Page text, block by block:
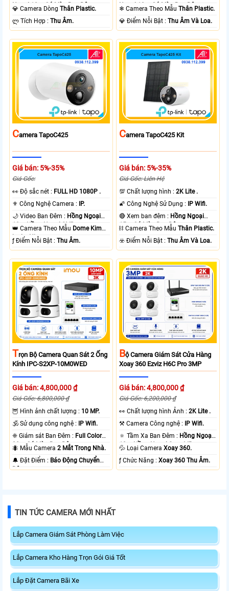
Ngoại 10m Có Màu Ban Ðêm.
💎 Camera DòngThân Plastic.
️ლ Tích Hợp :Thu Âm.
Ngoại 10m Có Màu Ban Ðêm.
❄ Camera Theo MẫuThân Plastic.
️💎 Điểm Nỗi Bật :Thu Âm Và Loa.
CAmera TapoC425
Giá bán: 5%-35%
Giá Gốc:
️👀 Độ sắc nét : FULL HD 1080P .
⚜️ Công Nghệ Camera :
IP.
🌙 Video Ban Đêm : Hồng Ngoại
10m Hồng Ngoại SMD.
👑 Camera Theo Mẫu Dome Kim
loại + Nhựa.
️ƒ Điểm Nỗi Bật :Thu Âm.
CAmera TapoC425 Kit
Giá bán: 5%-35%
Giá Gốc: Liên Hệ
💯 Chất lượng hình :2K Lite .
🌠 Công Nghệ Sử Dụng :
IP Wifi.
🔴 Xem ban đêm : Hồng Ngoại
15m Có Màu Ban Ðêm.
⛓ Camera Theo MẫuThân Plastic.
️☣️ Điểm Nỗi Bật :Thu Âm Và Loa.
TRọn Bộ Camera Quan Sát 2 Ống
Kính IPC-S2XP-10M0WED
Giá bán: 4,800,000 ₫
Giá Gốc: 6,800,000 ₫
🦉 Hình ảnh chất lượng : 10 MP.
🕉️ Sử dụng công nghệ :
IP Wifi.
❈ Giám sát Ban Đêm : Full Color
20m Có Màu Ban Ðêm.
🐜 Mẫu Camera2 Mắt Trong Nhà.
️🔔 Đặt Điểm : Báo Động Chuyển
Động.
BỘ Camera Giám Sát Cửa Hàng
Xoay 360 Ezviz H6C Pro 3MP
Giá bán: 4,800,000 ₫
Giá Gốc: 6,200,000 ₫
️👀 Chất lượng hình Ảnh :2K Lite .
⚒ Camera Công nghệ :
IP Wifi.
🔅 Tầm Xa Ban Đêm : Hồng Ngoại
10m Hồng Ngoại Smart IR.
💦 Loại CameraXoay 360.
️ƒ Chức Năng :Xoay 360 Thu Âm.
TIN TỨC CAMERA MỚI NHẤT
Lắp Camera Giám Sát Phòng Làm Việc
Lắp Camera Kho Hàng Trọn Gói Giá Tốt
Lắp Đặt Camera Bãi Xe